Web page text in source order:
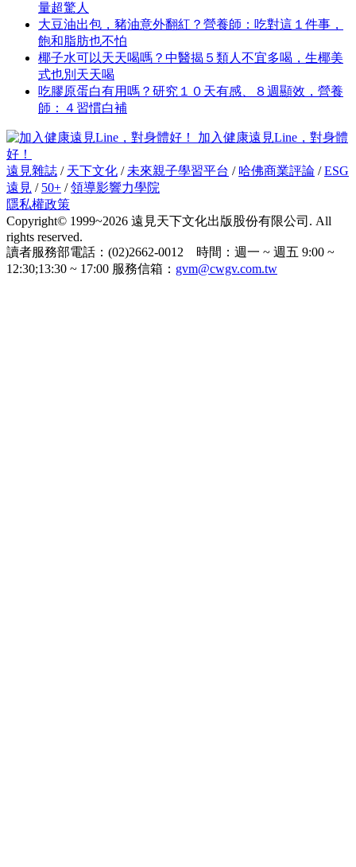
量超驚人
大豆油出包，豬油意外翻紅？營養師：吃對這１件事，
飽和脂肪也不怕
椰子水可以天天喝嗎？中醫揭５類人不宜多喝，生椰美
式也別天天喝
吃膠原蛋白有用嗎？研究１０天有感、８週顯效，營養
師：４習慣白補
加入健康遠見Line，對身體
好！
遠見雜誌 / 天下文化 / 未來親子學習平台 / 哈佛商業評論 /ESG
遠見 / 50+ /領導影響力學院
隱私權政策
Copyright© 1999~2026 遠見天下文化出版股份有限公司. All
rights reserved.
讀者服務部電話：(02)2662-0012 時間：週一 ~ 週五 9:00 ~
12:30;13:30 ~ 17:00 服務信箱： gvm@cwgv.com.tw